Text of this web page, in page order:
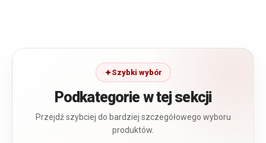
Szybki wybór
Podkategorie w tej sekcji
Przejdź szybciej do bardziej szczegółowego wyboru
produktów.